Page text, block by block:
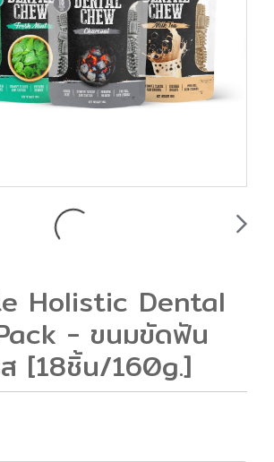
Holistic Dental
- ขนมขัดฟัน
[18ชิ้น/160g.]